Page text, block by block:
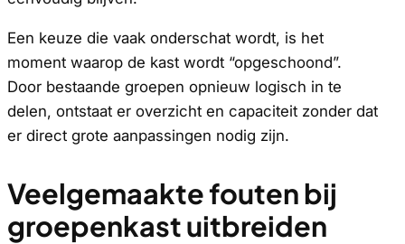
Een keuze die vaak onderschat wordt, is het
moment waarop de kast wordt “opgeschoond”.
Door bestaande groepen opnieuw logisch in te
delen, ontstaat er overzicht en capaciteit zonder dat
er direct grote aanpassingen nodig zijn.
Veelgemaakte fouten bij
groepenkast uitbreiden